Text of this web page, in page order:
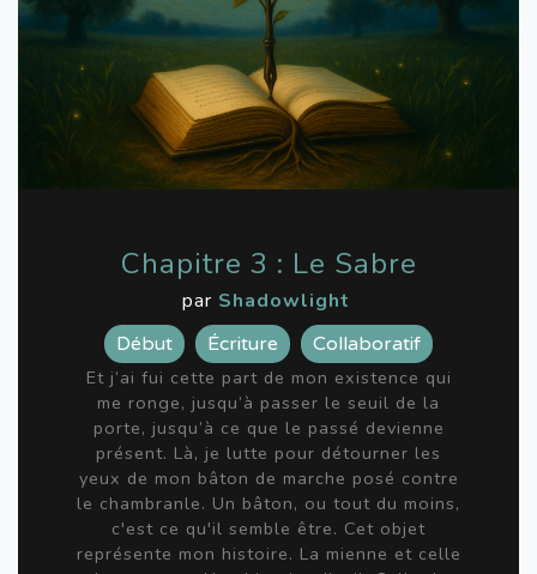
Chapitre 3 : Le Sabre
par Shadowlight
Début Écriture
Collaboratif
Et j’ai fui cette part de mon existence qui
me ronge, jusqu’à passer le seuil de la
porte, jusqu’à ce que le passé devienne
présent. Là, je lutte pour détourner les
yeux de mon bâton de marche posé contre
le chambranle. Un bâton, ou tout du moins,
c'est ce qu'il semble être. Cet objet
représente mon histoire. La mienne et celle